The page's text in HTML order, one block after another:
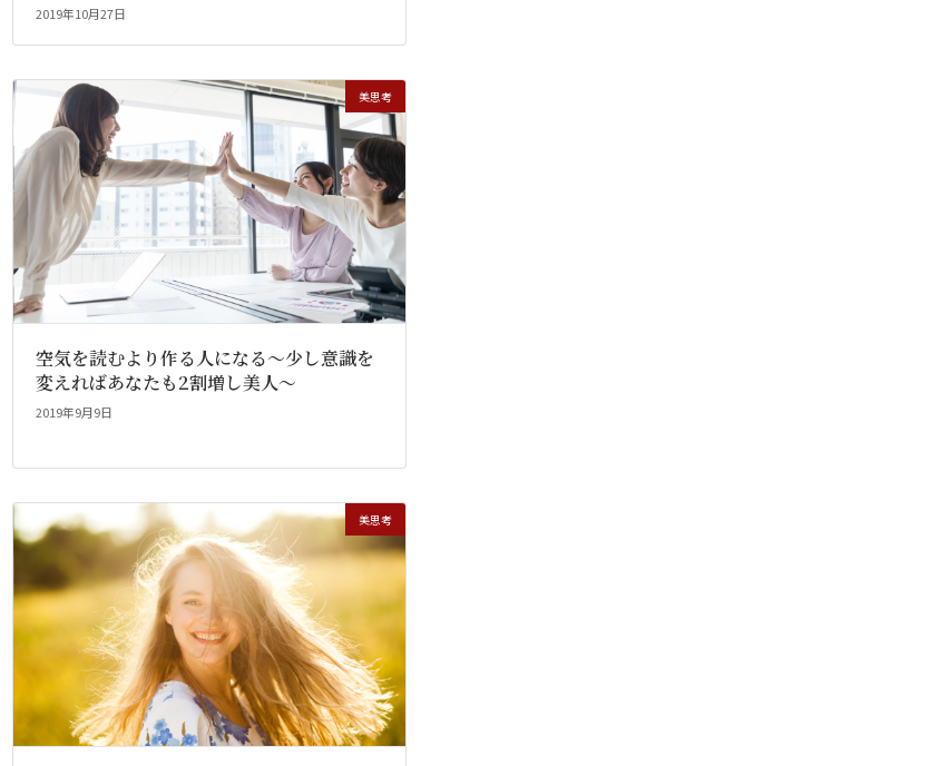
2019年10月27日
美思考
空気を読むより作る人になる～少し意識を
変えればあなたも2割増し美人～
2019年9月9日
美思考